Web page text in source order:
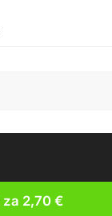
2,70 €